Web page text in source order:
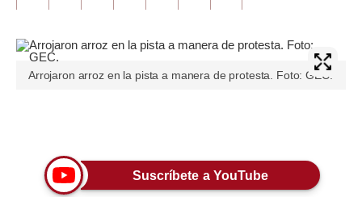
Opinión
Editorial
Pregunta de hoy
Lujo
Arrojaron arroz en la pista a manera de protesta. Foto: GEC.
Suscríbete a YouTube